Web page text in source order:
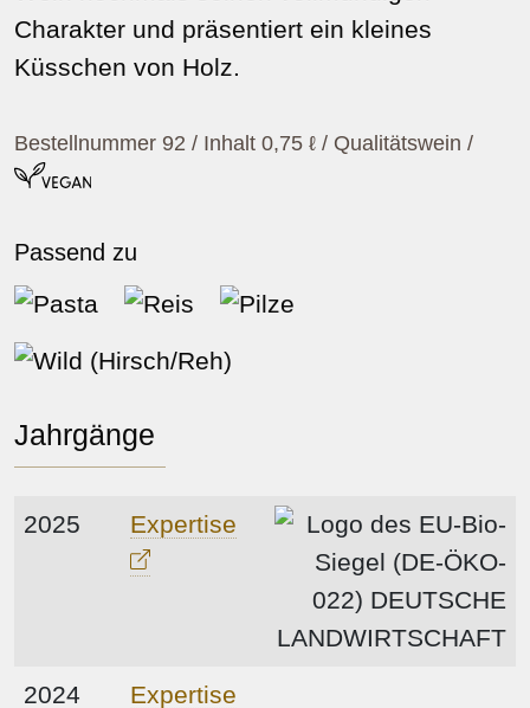
Charakter und präsentiert ein kleines
Küsschen von Holz.
Bestellnummer 92 / Inhalt 0,75 ℓ / Qualitätswein /
Passend zu
Pasta
Reis Pilze
Jahrgänge
2025 Expertise
2024 Expertise